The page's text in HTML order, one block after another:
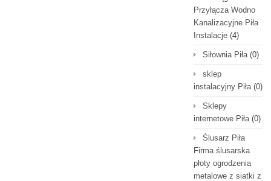
Przyłącza Wodno
Kanalizacyjne Piła
Instalacje (4)
Siłownia Piła(0)
sklep
instalacyjny Piła(0)
Sklepy
internetowe Piła(0)
Ślusarz Piła
Firma ślusarska
płoty ogrodzenia
metalowe z siatki z